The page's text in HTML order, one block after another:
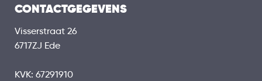
CONTACTGEGEVENS
Visserstraat 26
6717ZJ Ede
KVK: 67291910